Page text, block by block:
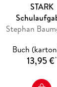
STARK
Realschule -
Buch
13,95 €*